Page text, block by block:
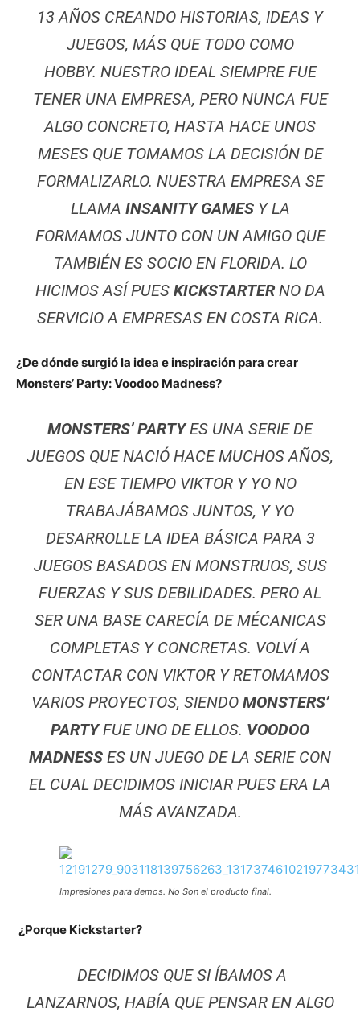
13 AÑOS CREANDO HISTORIAS, IDEAS Y
JUEGOS, MÁS QUE TODO COMO
HOBBY. NUESTRO IDEAL SIEMPRE FUE
TENER UNA EMPRESA, PERO NUNCA FUE
ALGO CONCRETO, HASTA HACE UNOS
MESES QUE TOMAMOS LA DECISIÓN DE
FORMALIZARLO. NUESTRA EMPRESA SE
LLAMA INSANITY GAMESY LA
FORMAMOS JUNTO CON UN AMIGO QUE
TAMBIÉN ES SOCIO EN FLORIDA. LO
HICIMOS ASÍ PUES KICKSTARTERNO DA
SERVICIO A EMPRESAS EN COSTA RICA.
¿De dónde surgió la idea e inspiración para crear
Monsters’ Party: Voodoo Madness?
MONSTERS’ PARTYES UNA SERIE DE
JUEGOS QUE NACIÓ HACE MUCHOS AÑOS,
EN ESE TIEMPO VIKTOR Y YO NO
TRABAJÁBAMOS JUNTOS, Y YO
DESARROLLE LA IDEA BÁSICA PARA 3
JUEGOS BASADOS EN MONSTRUOS, SUS
FUERZAS Y SUS DEBILIDADES. PERO AL
SER UNA BASE CARECÍA DE MÉCANICAS
COMPLETAS Y CONCRETAS. VOLVÍ A
CONTACTAR CON VIKTOR Y RETOMAMOS
VARIOS PROYECTOS, SIENDO MONSTERS’
PARTYFUE UNO DE ELLOS. VOODOO
MADNESS ES UN JUEGO DE LA SERIE CON
EL CUAL DECIDIMOS INICIAR PUES ERA LA
MÁS AVANZADA.
Impresiones para demos. No Son el producto final.
¿Porque Kickstarter?
DECIDIMOS QUE SI ÍBAMOS A
LANZARNOS, HABÍA QUE PENSAR EN ALGO